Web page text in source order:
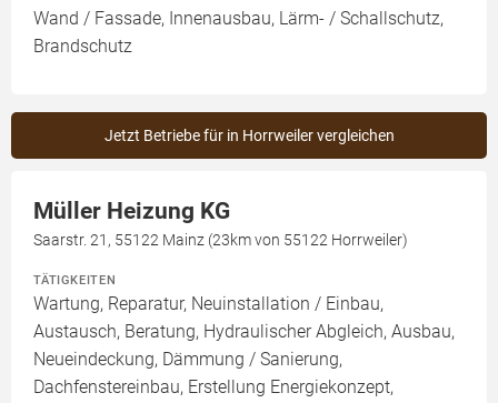
Wand / Fassade, Innenausbau, Lärm- / Schallschutz,
Brandschutz
Jetzt Betriebe für in Horrweiler vergleichen
Müller Heizung KG
Saarstr. 21, 55122 Mainz (23km von 55122 Horrweiler)
TÄTIGKEITEN
Wartung, Reparatur, Neuinstallation / Einbau,
Austausch, Beratung, Hydraulischer Abgleich, Ausbau,
Neueindeckung, Dämmung / Sanierung,
Dachfenstereinbau, Erstellung Energiekonzept,